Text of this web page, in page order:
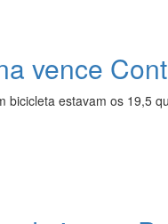
vence
bicicleta estavam os